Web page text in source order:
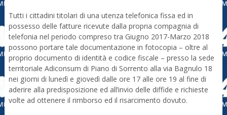
Tutti i cittadini titolari di una utenza telefonica fissa ed in
possesso delle fatture ricevute dalla propria compagnia di
telefonia nel periodo compreso tra Giugno 2017-Marzo 2018
possono portare tale documentazione in fotocopia – oltre al
proprio documento di identità e codice fiscale – presso la sede
territoriale Adiconsum di Piano di Sorrento alla via Bagnulo 18
nei giorni di lunedì e giovedì dalle ore 17 alle ore 19 al fine di
aderire alla predisposizione ed all’invio delle diffide e richieste
volte ad ottenere il rimborso ed il risarcimento dovuto.